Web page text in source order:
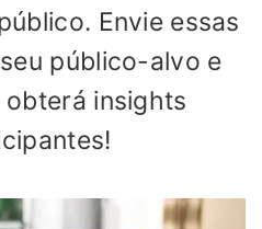
Envie essas
público-alvo e
insights